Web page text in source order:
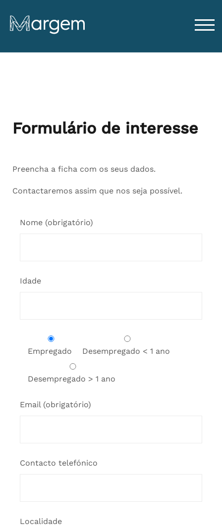
Formulário de interesse
Preencha a ficha com os seus dados.
Contactaremos assim que nos seja possível.
Nome (obrigatório)
Idade
Empregado Desempregado < 1 ano
Desempregado > 1 ano
Email (obrigatório)
Contacto telefónico
Localidade